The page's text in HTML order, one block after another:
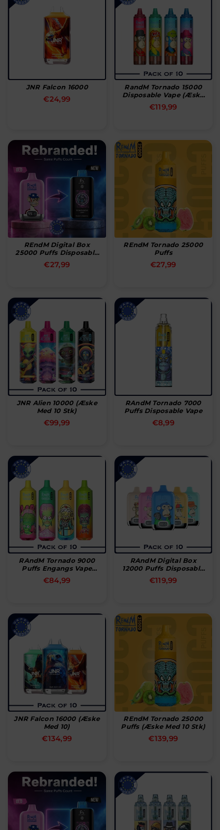
JNR Falcon 16000
Normal
€24,99
RandM Tornado 15000
Disposable Vape (æske
Med 10 Stk)
Normal
€119,99
REndM Digital Box
25000 Puffs Disposable
Vape
Normal
€27,99
REndM Tornado 25000
Puffs
Normal
€27,99
JNR Alien 10000 (æske
Med 10 Stk)
Normal
€99,99
RAndM Tornado 7000
Puffs Disposable Vape
Normal
€8,99
RAndM Tornado 9000
Puffs Engangs Vape
Pakke Med 10 Stk
Normal
€84,99
RAndM Digital Box
12000 Puffs Disposable
Vape (æske Med 10 Stk)
Normal
€119,99
JNR Falcon 16000 (Æske
Med 10)
Normal
€134,99
REndM Tornado 25000
Puffs (æske Med 10 Stk)
Normal
€139,99